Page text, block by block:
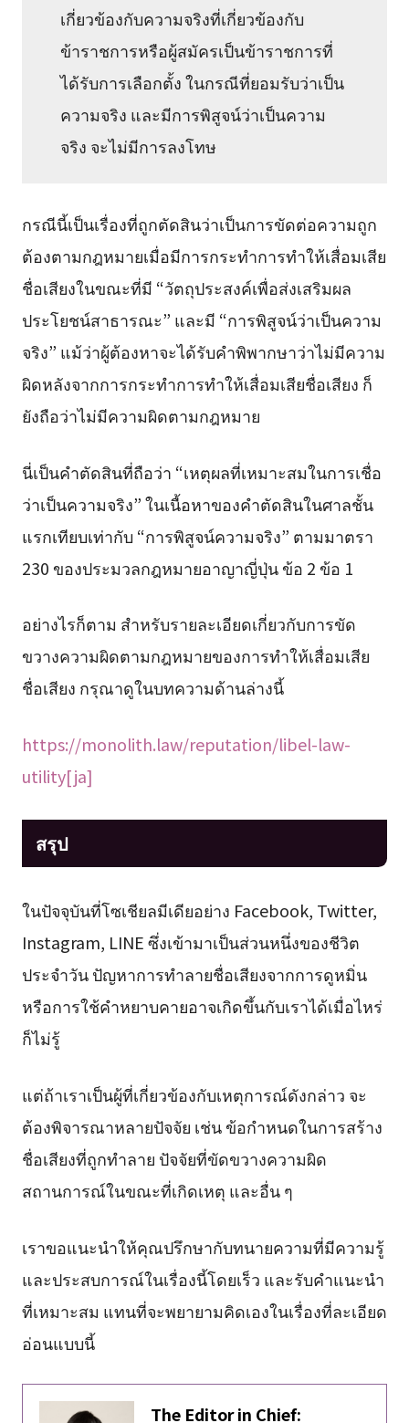
เกี่ยวข้องกับความจริงที่เกี่ยวข้องกับ
ข้าราชการหรือผู้สมัครเป็นข้าราชการที่
ได้รับการเลือกตั้ง ในกรณีที่ยอมรับว่าเป็น
ความจริง และมีการพิสูจน์ว่าเป็นความ
จริง จะไม่มีการลงโทษ
กรณีนี้เป็นเรื่องที่ถูกตัดสินว่าเป็นการขัดต่อความถูก
ต้องตามกฎหมายเมื่อมีการกระทำการทำให้เสื่อมเสีย
ชื่อเสียงในขณะที่มี “วัตถุประสงค์เพื่อส่งเสริมผล
ประโยชน์สาธารณะ” และมี “การพิสูจน์ว่าเป็นความ
จริง” แม้ว่าผู้ต้องหาจะได้รับคำพิพากษาว่าไม่มีความ
ผิดหลังจากการกระทำการทำให้เสื่อมเสียชื่อเสียง ก็
ยังถือว่าไม่มีความผิดตามกฎหมาย
นี่เป็นคำตัดสินที่ถือว่า “เหตุผลที่เหมาะสมในการเชื่อ
ว่าเป็นความจริง” ในเนื้อหาของคำตัดสินในศาลชั้น
แรกเทียบเท่ากับ “การพิสูจน์ความจริง” ตามมาตรา
230 ของประมวลกฎหมายอาญาญี่ปุ่น ข้อ 2 ข้อ 1
อย่างไรก็ตาม สำหรับรายละเอียดเกี่ยวกับการขัด
ขวางความผิดตามกฎหมายของการทำให้เสื่อมเสีย
ชื่อเสียง กรุณาดูในบทความด้านล่างนี้
https://monolith.law/reputation/libel-law-
utility[ja]
สรุป
ในปัจจุบันที่โซเชียลมีเดียอย่าง Facebook, Twitter,
Instagram, LINE ซึ่งเข้ามาเป็นส่วนหนึ่งของชีวิต
ประจำวัน ปัญหาการทำลายชื่อเสียงจากการดูหมิ่น
หรือการใช้คำหยาบคายอาจเกิดขึ้นกับเราได้เมื่อไหร่
ก็ไม่รู้
แต่ถ้าเราเป็นผู้ที่เกี่ยวข้องกับเหตุการณ์ดังกล่าว จะ
ต้องพิจารณาหลายปัจจัย เช่น ข้อกำหนดในการสร้าง
ชื่อเสียงที่ถูกทำลาย ปัจจัยที่ขัดขวางความผิด
สถานการณ์ในขณะที่เกิดเหตุ และอื่น ๆ
เราขอแนะนำให้คุณปรึกษากับทนายความที่มีความรู้
และประสบการณ์ในเรื่องนี้โดยเร็ว และรับคำแนะนำ
ที่เหมาะสม แทนที่จะพยายามคิดเองในเรื่องที่ละเอียด
อ่อนแบบนี้
The Editor in Chief: